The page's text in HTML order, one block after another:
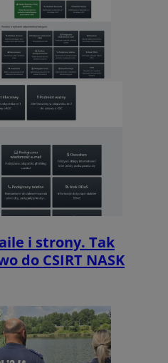
i strony. Tak
do CSIRT NASK